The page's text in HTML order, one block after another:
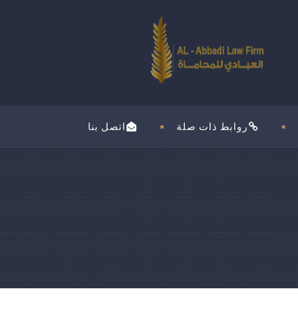
اتصل بنا روابط ذات صلة